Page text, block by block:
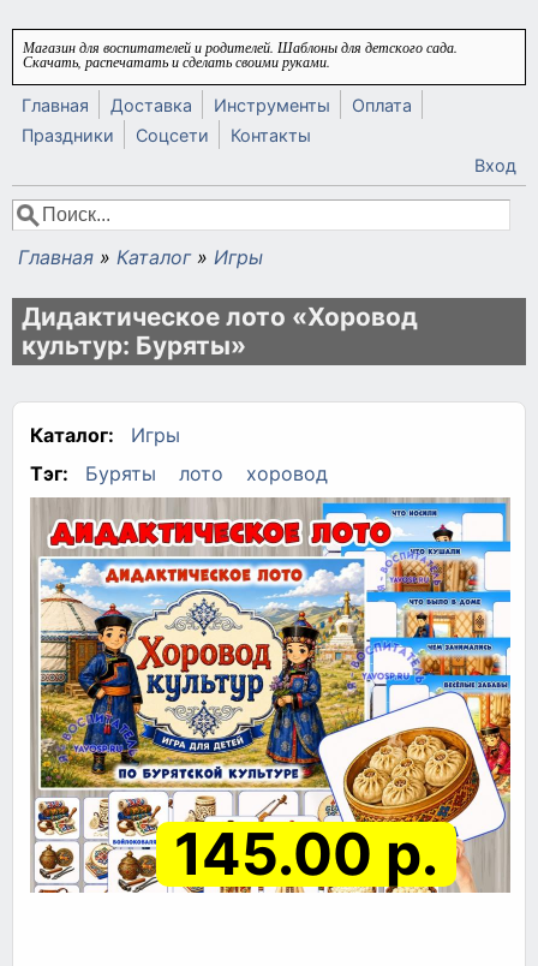
Перейти к основному содержанию
Магазин для воспитателей и родителей. Шаблоны для детского сада.
Скачать, распечатать и сделать своими руками.
Главная Доставка Инструменты
Оплата
Праздники
Соцсети
Контакты
Вход
Форма поиска
Поиск
Вы здесь
Главная » Каталог » Игры
Дидактическое лото «Хоровод
культур: Буряты»
Каталог:
Игры
Тэг:
Буряты лото хоровод
145.00 р.